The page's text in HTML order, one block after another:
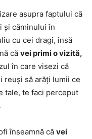
asupra faptului că
și căminului în
cu cei dragi, însă
că vei primi o vizită,
în care visezi că
reuși să arăți lumii ce
tale, te faci perceput
înseamnă că vei